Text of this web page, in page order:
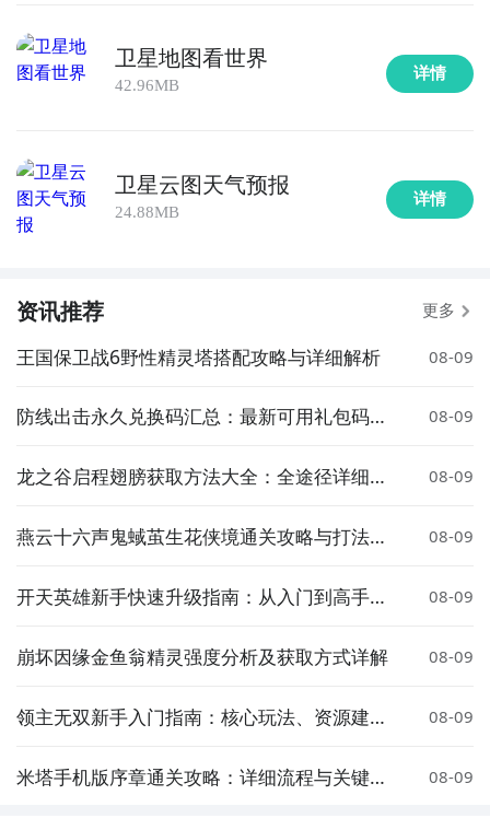
勇者护卫队什么时候公测？公测
时间提前预知，有三大
会最新发布，这是九游独家的哦；
卫星地图看世界
42.96MB
详情
卫星云图天气预报
24.88MB
详情
资讯推荐 更多
王国保卫战6野性精灵塔搭配攻略与详细解析 08-09
防线出击永久兑换码汇总：最新可用礼包码大
08-09
龙之谷启程翅膀获取方法大全：全途径详细攻
08-09
燕云十六声鬼蜮茧生花侠境通关攻略与打法详
08-09
开天英雄新手快速升级指南：从入门到高手的
08-09
崩坏因缘金鱼翁精灵强度分析及获取方式详解 08-09
领主无双新手入门指南：核心玩法、资源建设
08-09
米塔手机版序章通关攻略：详细流程与关键技
08-09